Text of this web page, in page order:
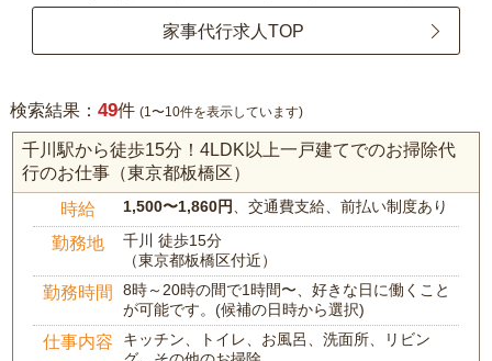
家事代行求人TOP
検索結果： 49件 (1〜10件を表示しています)
千川駅から徒歩15分！4LDK以上一戸建てでのお掃除代
行のお仕事（東京都板橋区）
時給 1,500〜1,860円、交通費支給、前払い制度あり
勤務地
千川 徒歩15分
（東京都板橋区付近）
勤務時間
8時～20時の間で1時間〜、好きな日に働くこと
が可能です。(候補の日時から選択)
仕事内容
キッチン、トイレ、お風呂、洗面所、リビン